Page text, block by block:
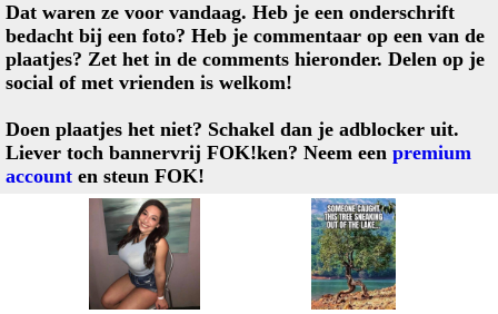
Dat waren ze voor vandaag. Heb je een onderschrift
bedacht bij een foto? Heb je commentaar op een van de
plaatjes? Zet het in de comments hieronder. Delen op je
social of met vrienden is welkom!
Doen plaatjes het niet? Schakel dan je adblocker uit.
Liever toch bannervrij FOK!ken? Neem een premium
account en steun FOK!